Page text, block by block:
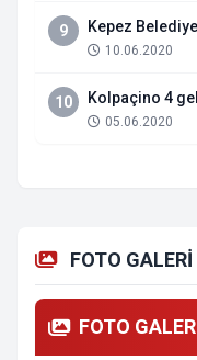
9 Kepez
10.06.2020
10 Kolpaçino 4
05.06.2020
FOTO GALERİ
FOTO